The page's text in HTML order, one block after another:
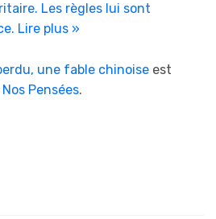
Les règles lui sont
Lire plus »
une fable chinoise est
Nos Pensées.